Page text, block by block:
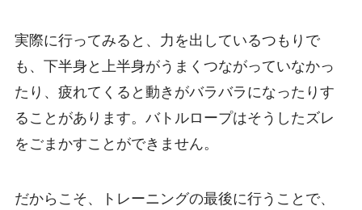
実際に行ってみると、力を出しているつもりで
も、下半身と上半身がうまくつながっていなかっ
たり、疲れてくると動きがバラバラになったりす
ることがあります。バトルロープはそうしたズレ
をごまかすことができません。
だからこそ、トレーニングの最後に行うことで、